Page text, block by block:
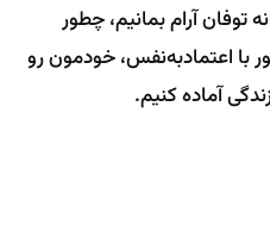
توفان آرام بمانیم، چطور
اعتمادبه‌نفس، خودمون رو
آماده کنیم.